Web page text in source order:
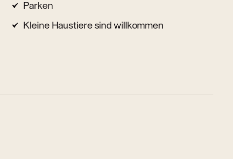
Parken
Kleine Haustiere sind willkommen